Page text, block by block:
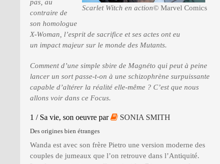
Scarlet Witch en action© Marvel Comics
pas, au
contraire de
son homologue
X-Woman, l’esprit de sacrifice et ses actes ont eu
un impact majeur sur le monde des Mutants.
Comment d’une simple sbire de Magnéto qui peut à peine
lancer un sort passe-t-on à une schizophrène surpuissante
capable d’altérer la réalité elle-même ? C’est que nous
allons voir dans ce Focus.
1 / Sa vie, son oeuvre par SONIA SMITH
Des origines bien étranges
Wanda est avec son frère Pietro une version moderne des
couples de jumeaux que l’on retrouve dans l’Antiquité.